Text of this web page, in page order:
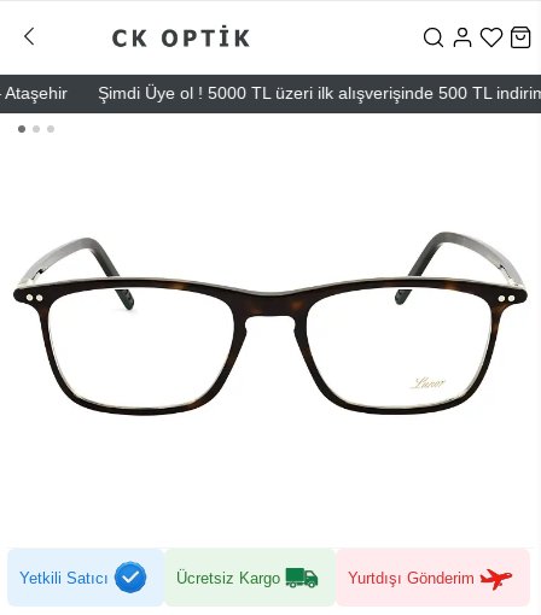
Şimdi Üye ol ! 5000 TL üzeri ilk alışverişinde 500 TL indirim
Yetkili Satıcı Ücretsiz Kargo Yurtdışı Gönderim